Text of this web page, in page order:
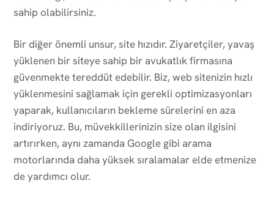
sahip olabilirsiniz.
Bir diğer önemli unsur, site hızıdır. Ziyaretçiler, yavaş
yüklenen bir siteye sahip bir avukatlık firmasına
güvenmekte tereddüt edebilir. Biz, web sitenizin hızlı
yüklenmesini sağlamak için gerekli optimizasyonları
yaparak, kullanıcıların bekleme sürelerini en aza
indiriyoruz. Bu, müvekkillerinizin size olan ilgisini
artırırken, aynı zamanda Google gibi arama
motorlarında daha yüksek sıralamalar elde etmenize
de yardımcı olur.